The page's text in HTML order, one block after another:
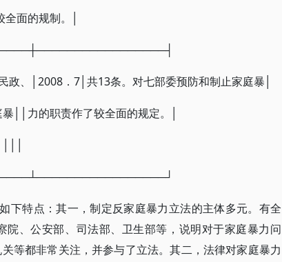
面的规制。│
政、│2008．7│共13条。对七部委预防和制止家庭暴│
││力的职责作了较全面的规定。│
下特点：其一，制定反家庭暴力立法的主体多元。有全
、公安部、司法部、卫生部等，说明对于家庭暴力问
等都非常关注，并参与了立法。其二，法律对家庭暴力